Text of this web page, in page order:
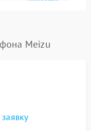
Подробнее →
Meizu